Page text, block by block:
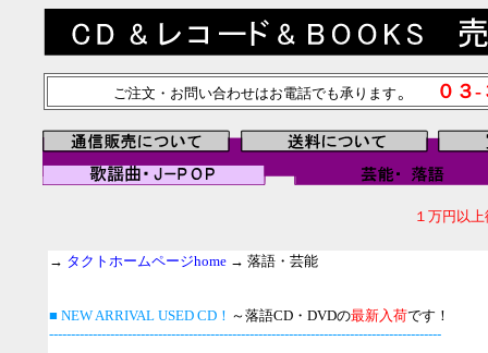
ご注文・お問い合わせはお電話でも承ります。 ０３
１万円以
→ タクトホームページhome → 落語・芸能
■ NEW ARRIVAL USED CD！ ～落語CD・DVDの最新入荷です！
------------------------------------------------------------------------------------------